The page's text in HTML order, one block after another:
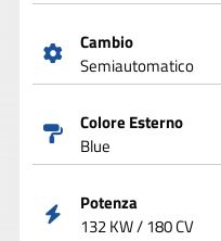
Cambio
Semiautomatico
Colore Esterno
Blue
Potenza
132 KW / 180 CV